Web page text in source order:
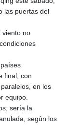
las puertas del
viento no
final, con
en los
equipo.
sería la
según los